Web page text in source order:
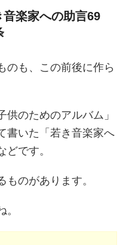
楽家への助言69
のも、この前後に作ら
供のためのアルバム」
書いた「若き音楽家へ
です。
のがあります。